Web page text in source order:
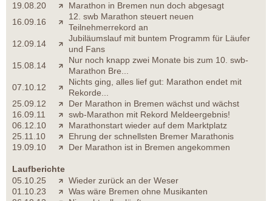
19.08.20
Marathon in Bremen nun doch abgesagt
16.09.16
12. swb Marathon steuert neuen
Teilnehmerrekord an
12.09.14
Jubiläumslauf mit buntem Programm für Läufer
und Fans
15.08.14
Nur noch knapp zwei Monate bis zum 10. swb-
Marathon Bre...
07.10.12
Nichts ging, alles lief gut: Marathon endet mit
Rekorde...
25.09.12
Der Marathon in Bremen wächst und wächst
16.09.11
swb-Marathon mit Rekord Meldeergebnis!
06.12.10
Marathonstart wieder auf dem Marktplatz
25.11.10
Ehrung der schnellsten Bremer Marathonis
19.09.10
Der Marathon ist in Bremen angekommen
Laufberichte
05.10.25
Wieder zurück an der Weser
01.10.23
Was wäre Bremen ohne Musikanten